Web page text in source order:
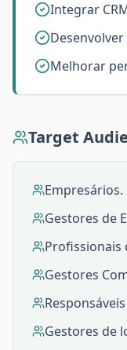
Integrar
Melhorar
Target
Empresários.
Gestores de
Profissionais
Gestores
Gestores de